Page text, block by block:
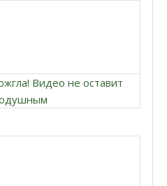
Видео не оставит